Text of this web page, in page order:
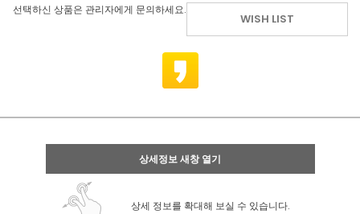
WISH LIST
선택하신 상품은 관리자에게 문의하세요.
상세정보 새창 열기
상세 정보를 확대해 보실 수 있습니다.